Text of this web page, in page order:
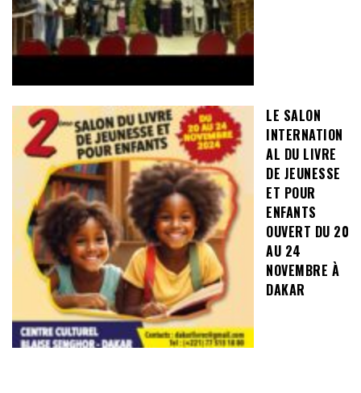
LE SALON
INTERNATION
AL DU LIVRE
DE JEUNESSE
ET POUR
ENFANTS
OUVERT DU 20
AU 24
NOVEMBRE À
DAKAR